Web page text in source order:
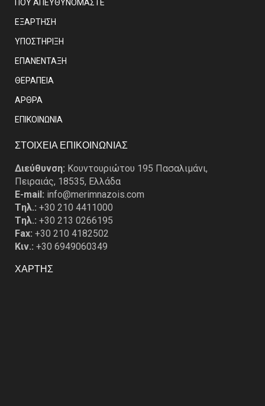
ΠΟΥ ΑΠΕΥΘΥΝΟΜΑΣΤΕ
ΕΞΑΡΤΗΣΗ
ΥΠΟΣΤΗΡΙΞΗ
ΕΠΑΝΕΝΤΑΞΗ
ΘΕΡΑΠΕΙΑ
ΑΡΘΡΑ
EΠΙΚΟΙΝΩΝΙΑ
ΣΤΟΙΧΕΙΑ ΕΠΙΚΟΙΝΩΝΙΑΣ
Διεύθυνση: Κουντουριώτου 195 Πασαλιμάνι,
Πειραιάς, 18535, Ελλάδα
E-mail: info@merimnazois.com
Tηλ.: +30 210 4411000
Tηλ.: +30 213 0266195
Fax: +30 210 4182502
Κιν.: +30 6949060349
ΧΑΡΤΗΣ